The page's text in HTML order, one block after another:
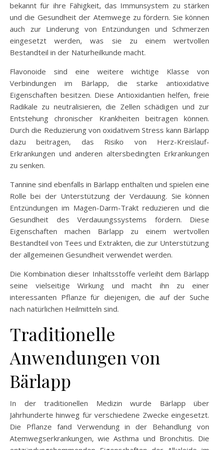
bekannt für ihre Fähigkeit, das Immunsystem zu stärken
und die Gesundheit der Atemwege zu fördern. Sie können
auch zur Linderung von Entzündungen und Schmerzen
eingesetzt werden, was sie zu einem wertvollen
Bestandteil in der Naturheilkunde macht.
Flavonoide sind eine weitere wichtige Klasse von
Verbindungen im Bärlapp, die starke antioxidative
Eigenschaften besitzen. Diese Antioxidantien helfen, freie
Radikale zu neutralisieren, die Zellen schädigen und zur
Entstehung chronischer Krankheiten beitragen können.
Durch die Reduzierung von oxidativem Stress kann Bärlapp
dazu beitragen, das Risiko von Herz-Kreislauf-
Erkrankungen und anderen altersbedingten Erkrankungen
zu senken.
Tannine sind ebenfalls in Bärlapp enthalten und spielen eine
Rolle bei der Unterstützung der Verdauung. Sie können
Entzündungen im Magen-Darm-Trakt reduzieren und die
Gesundheit des Verdauungssystems fördern. Diese
Eigenschaften machen Bärlapp zu einem wertvollen
Bestandteil von Tees und Extrakten, die zur Unterstützung
der allgemeinen Gesundheit verwendet werden.
Die Kombination dieser Inhaltsstoffe verleiht dem Bärlapp
seine vielseitige Wirkung und macht ihn zu einer
interessanten Pflanze für diejenigen, die auf der Suche
nach natürlichen Heilmitteln sind.
Traditionelle
Anwendungen von
Bärlapp
In der traditionellen Medizin wurde Bärlapp über
Jahrhunderte hinweg für verschiedene Zwecke eingesetzt.
Die Pflanze fand Verwendung in der Behandlung von
Atemwegserkrankungen, wie Asthma und Bronchitis. Die